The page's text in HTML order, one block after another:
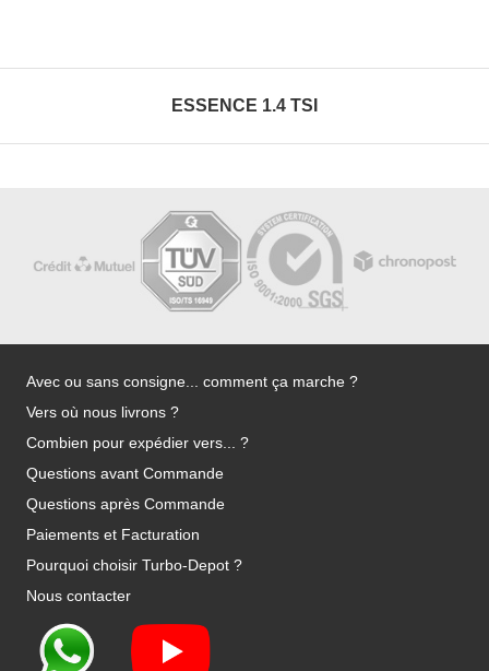
ESSENCE 1.4 TSI
Avec ou sans consigne... comment ça marche ?
Vers où nous livrons ?
Combien pour expédier vers... ?
Questions avant Commande
Questions après Commande
Paiements et Facturation
Pourquoi choisir Turbo-Depot ?
Nous contacter